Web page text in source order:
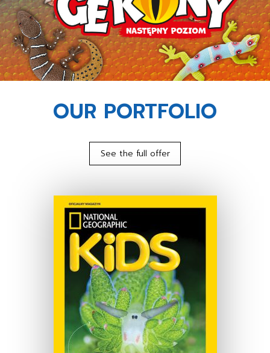
OUR PORTFOLIO
See the full offer